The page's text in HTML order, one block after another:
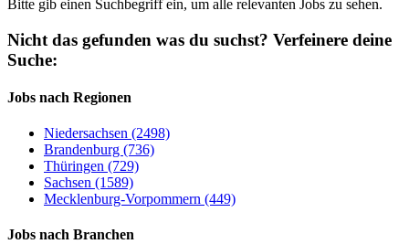
Bitte gib einen Suchbegriff ein, um alle relevanten Jobs zu sehen.
Nicht das gefunden was du suchst? Verfeinere deine
Suche:
Jobs nach Regionen
Niedersachsen (2498)
Brandenburg (736)
Thüringen (729)
Sachsen (1589)
Mecklenburg-Vorpommern (449)
Jobs nach Branchen